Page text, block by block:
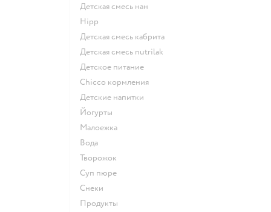
детская смесь нан
hipp
детская смесь кабрита
детская смесь nutrilak
детское питание
chicco кормления
детские напитки
йогурты
малоежка
Вода
творожок
суп пюре
Снеки
Продукты